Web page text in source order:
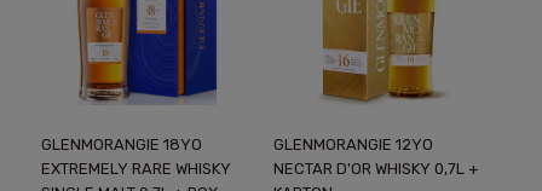
GLENMORANGIE 18YO
EXTREMELY RARE WHISKY
GLENMORANGIE 12YO
NECTAR D'OR WHISKY 0,7L +